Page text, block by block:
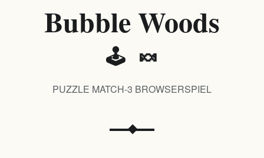
Bubble Woods
🕹️ 🍬
PUZZLE MATCH-3 BROWSERSPIEL